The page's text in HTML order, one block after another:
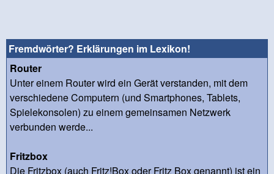
Fremdwörter? Erklärungen im Lexikon!
Router
Unter einem Router wird ein Gerät verstanden, mit dem
verschiedene Computern (und Smartphones, Tablets,
Spielekonsolen) zu einem gemeinsamen Netzwerk
verbunden werde...
Fritzbox
Die Fritzbox (auch Fritz!Box oder Fritz Box genannt) ist ein